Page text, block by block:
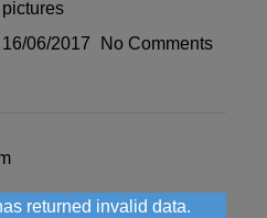
pictures
16/06/2017
No Comments
returned invalid data.